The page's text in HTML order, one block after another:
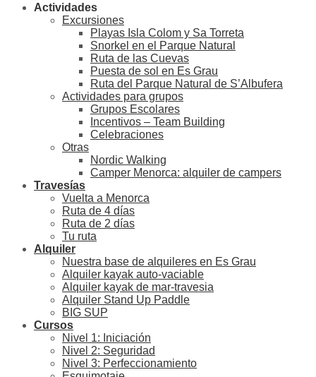
Actividades
Excursiones
Playas Isla Colom y Sa Torreta
Snorkel en el Parque Natural
Ruta de las Cuevas
Puesta de sol en Es Grau
Ruta del Parque Natural de S’Albufera
Actividades para grupos
Grupos Escolares
Incentivos – Team Building
Celebraciones
Otras
Nordic Walking
Camper Menorca: alquiler de campers
Travesías
Vuelta a Menorca
Ruta de 4 días
Ruta de 2 días
Tu ruta
Alquiler
Nuestra base de alquileres en Es Grau
Alquiler kayak auto-vaciable
Alquiler kayak de mar-travesia
Alquiler Stand Up Paddle
BIG SUP
Cursos
Nivel 1: Iniciación
Nivel 2: Seguridad
Nivel 3: Perfeccionamiento